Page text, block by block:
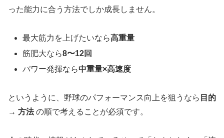
った能力に合う方法でしか成長しません。
最大筋力を上げたいなら高重量
筋肥大なら8〜12回
パワー発揮なら中重量×高速度
というように、野球のパフォーマンス向上を狙うなら 目的
→ 方法の順で考えることが必須です。